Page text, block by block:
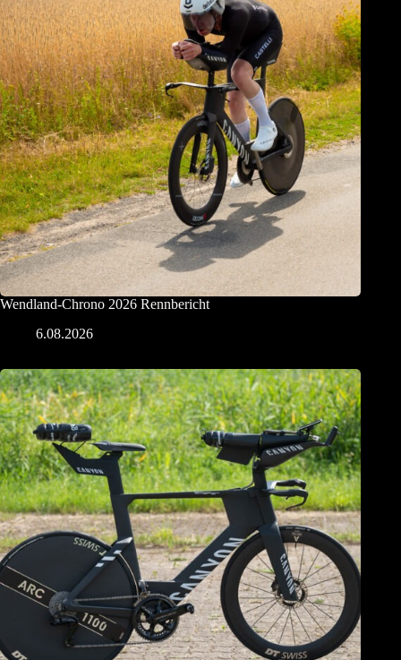
Wendland-Chrono 2026 Rennbericht
6.08.2026